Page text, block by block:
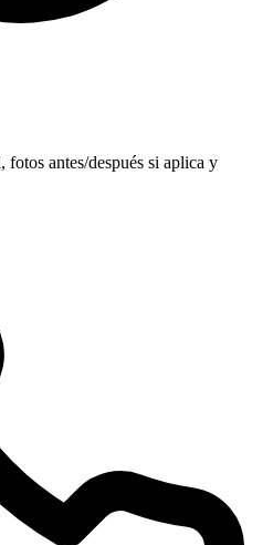
antes/después si aplica y